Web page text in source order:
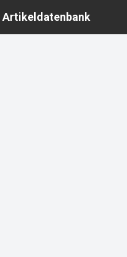
Artikeldatenbank